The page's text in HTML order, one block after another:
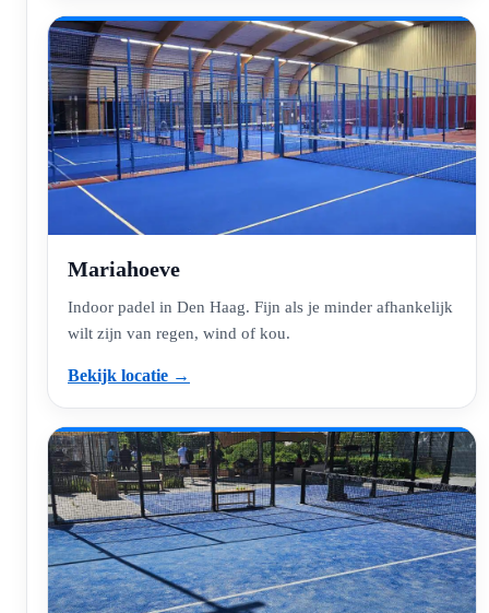
Mariahoeve
Indoor padel in Den Haag. Fijn als je minder afhankelijk
wilt zijn van regen, wind of kou.
Bekijk locatie →